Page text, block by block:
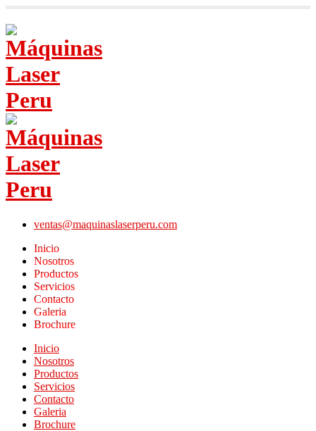
ventas@maquinaslaserperu.com
Inicio
Nosotros
Productos
Servicios
Contacto
Galeria
Brochure
Inicio
Nosotros
Productos
Servicios
Contacto
Galeria
Brochure